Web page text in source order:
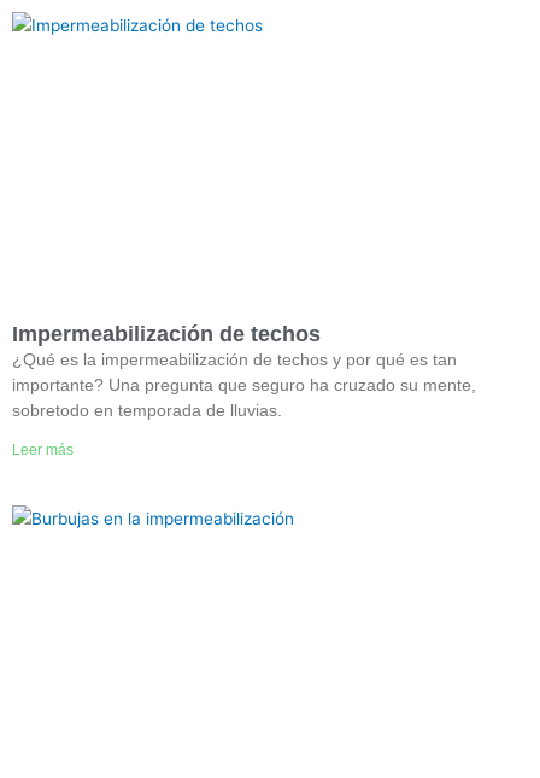
Impermeabilización de techos
¿Qué es la impermeabilización de techos y por qué es tan
importante? Una pregunta que seguro ha cruzado su mente,
sobretodo en temporada de lluvias.
Leer más